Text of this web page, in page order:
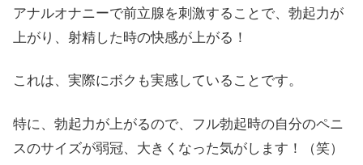
アナルオナニーで前立腺を刺激することで、勃起力が
上がり、射精した時の快感が上がる！
これは、実際にボクも実感していることです。
特に、勃起力が上がるので、フル勃起時の自分のペニ
スのサイズが弱冠、大きくなった気がします！（笑）